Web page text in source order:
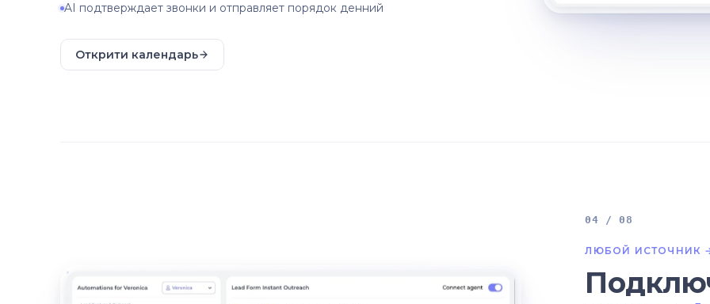
AI подтверждает звонки и отправляет порядок денний
Открити календарь
04 / 08
ЛЮБОЙ ИСТОЧНИК